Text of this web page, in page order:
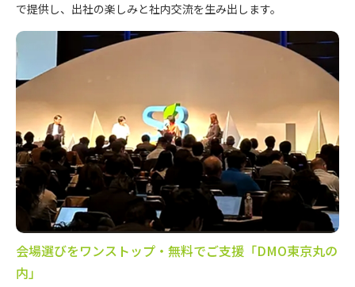
で提供し、出社の楽しみと社内交流を生み出します。
会場選びをワンストップ・無料でご支援「DMO東京丸の
内」